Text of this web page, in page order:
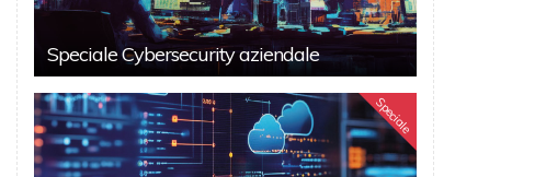
Speciale Cybersecurity aziendale
Speciale